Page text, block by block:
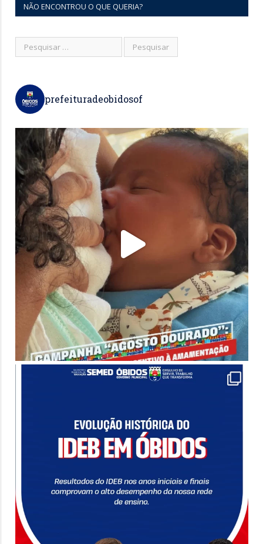
NÃO ENCONTROU O QUE QUERIA?
prefeituradeobidosof